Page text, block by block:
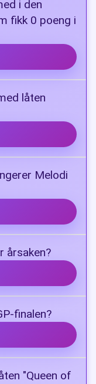
i den
fikk 0 poeng i
låten
Melodi
årsaken?
låtene
finalen?
"Queen of